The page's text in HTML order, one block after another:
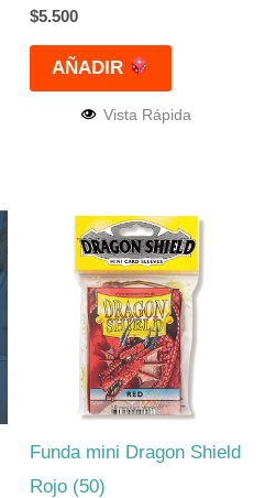
$5.500
AÑADIR
Vista Rápida
Funda mini Dragon Shield
Rojo (50)